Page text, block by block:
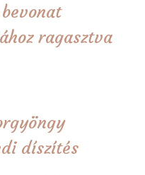
ragasztva
díszítés